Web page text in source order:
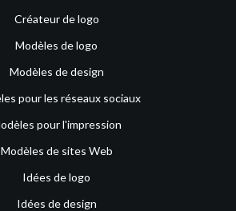
Créateur de logo
Modèles de logo
Modèles de design
pour les réseaux sociaux
pour l'impression
Modèles de sites Web
Idées de logo
Idées de design